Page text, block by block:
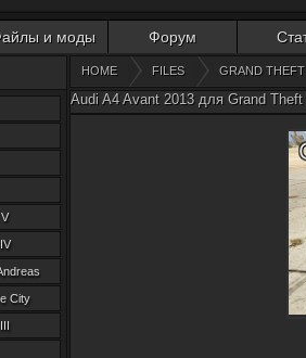
и моды Форум
City
HOME FILES GRAND
Audi A4 Avant 2013 для Grand Theft